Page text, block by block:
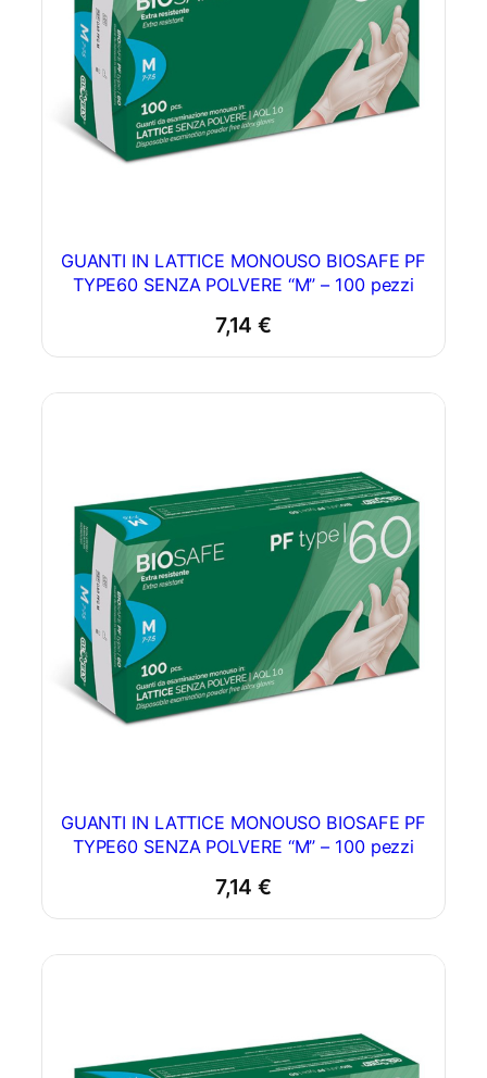
GUANTI IN LATTICE MONOUSO BIOSAFE PF
TYPE60 SENZA POLVERE “M” – 100 pezzi
7,14€
GUANTI IN LATTICE MONOUSO BIOSAFE PF
TYPE60 SENZA POLVERE “M” – 100 pezzi
7,14€